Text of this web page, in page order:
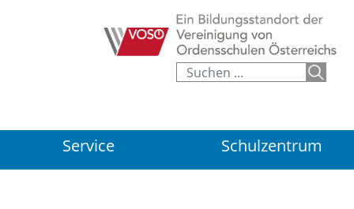
Service Schulzentrum